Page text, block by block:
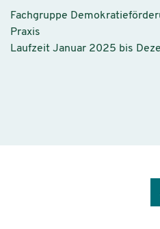
Fachgruppe
Praxis
Laufzeit Januar 2025 bis